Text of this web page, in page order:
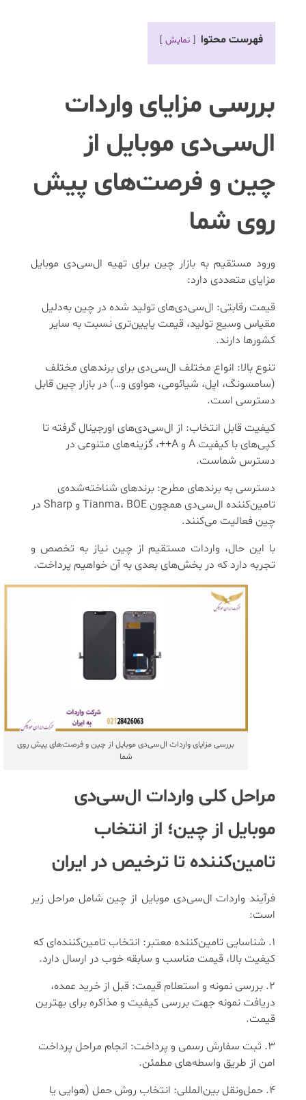
فهرست محتوا نمایش
بررسی مزایای واردات
ال‌سی‌دی موبایل از
چین و فرصت‌های پیش
روی شما
ورود مستقیم به بازار چین برای تهیه ال‌سی‌دی موبایل
مزایای متعددی دارد:
قیمت رقابتی: ال‌سی‌دی‌های تولید شده در چین به‌دلیل
مقیاس وسیع تولید، قیمت پایین‌تری نسبت به سایر
کشورها دارند.
تنوع بالا: انواع مختلف ال‌سی‌دی برای برندهای مختلف
(سامسونگ، اپل، شیائومی، هواوی و…) در بازار چین قابل
دسترسی است.
کیفیت قابل انتخاب: از ال‌سی‌دی‌های اورجینال گرفته تا
کپی‌های با کیفیت A و A++، گزینه‌های متنوعی در
دسترس شماست.
دسترسی به برندهای مطرح: برندهای شناخته‌شده‌ی
تامین‌کننده ال‌سی‌دی همچون Tianma، BOE و Sharp در
چین فعالیت می‌کنند.
با این حال، واردات مستقیم از چین نیاز به تخصص و
تجربه دارد که در بخش‌های بعدی به آن خواهیم پرداخت.
بررسی مزایای واردات ال‌سی‌دی موبایل از چین و فرصت‌های پیش روی
شما
مراحل کلی واردات ال‌سی‌دی
موبایل از چین؛ از انتخاب
تامین‌کننده تا ترخیص در ایران
فرآیند واردات ال‌سی‌دی موبایل از چین شامل مراحل زیر
است:
شناسایی تامین‌کننده معتبر: انتخاب تامین‌کننده‌ای که
کیفیت بالا، قیمت مناسب و سابقه خوب در ارسال دارد.
بررسی نمونه و استعلام قیمت: قبل از خرید عمده،
دریافت نمونه جهت بررسی کیفیت و مذاکره برای بهترین
قیمت.
ثبت سفارش رسمی و پرداخت: انجام مراحل پرداخت
امن از طریق واسطه‌های مطمئن.
حمل‌و‌نقل بین‌المللی: انتخاب روش حمل (هوایی یا